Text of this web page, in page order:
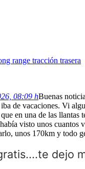
range tracción trasera
08:09 hBuenas
de vacaciones. Vi
en una de las llantas
visto unos cuantos
unos 170km y todo
dejo